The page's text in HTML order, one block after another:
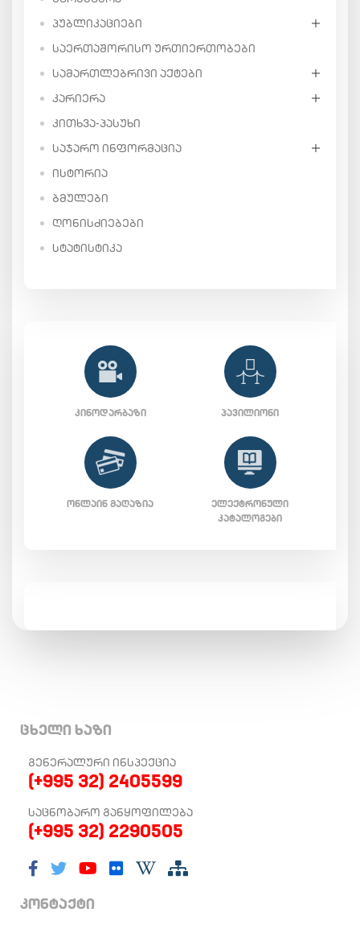
ᲞᲣᲑᲚᲘᲙᲐᲪᲘᲔᲑᲘ
ᲡᲐᲔᲠᲗᲐᲨᲝᲠᲘᲡᲝ ᲣᲠᲗᲘᲔᲠᲗᲝᲑᲔᲑᲘ
ᲡᲐᲛᲐᲠᲗᲚᲔᲑᲠᲘᲕᲘ ᲐᲥᲢᲔᲑᲘ
ᲙᲐᲠᲘᲔᲠᲐ
ᲙᲘᲗᲮᲕᲐ-ᲞᲐᲡᲣᲮᲘ
ᲡᲐᲯᲐᲠᲝ ᲘᲜᲤᲝᲠᲛᲐᲪᲘᲐ
ᲘᲡᲢᲝᲠᲘᲐ
ᲑᲛᲣᲚᲔᲑᲘ
ᲦᲝᲜᲘᲡᲫᲘᲔᲑᲔᲑᲘ
ᲡᲢᲐᲢᲘᲡᲢᲘᲙᲐ
ᲙᲘᲜᲝᲓᲐᲠᲑᲐᲖᲘ ᲞᲐᲕᲘᲚᲘᲝᲜᲘ
ᲝᲜᲚᲐᲘᲜ ᲛᲐᲦᲐᲖᲘᲐ
ᲔᲚᲔᲥᲢᲠᲝᲜᲣᲚᲘ
ᲙᲐᲢᲐᲚᲝᲒᲔᲑᲘ
ცხელი ხაზი
ᲒᲔᲜᲔᲠᲐᲚᲣᲠᲘ ᲘᲜᲡᲞᲔᲥᲪᲘᲐ
(+995 32) 2405599
ᲡᲐᲪᲜᲝᲑᲐᲠᲝ ᲒᲐᲜᲧᲝᲤᲘᲚᲔᲑᲐ
(+995 32) 2290505
კონტაქტი